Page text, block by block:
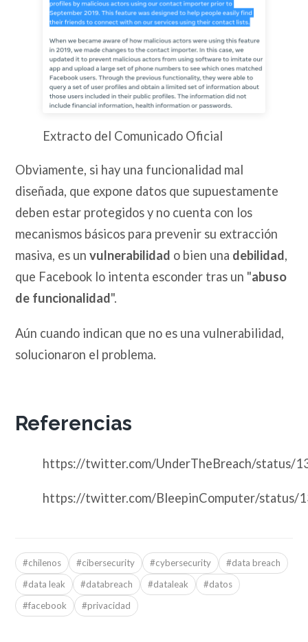
Extracto del Comunicado Oficial
Obviamente, si hay una funcionalidad mal
diseñada, que expone datos que supuestamente
deben estar protegidos y no cuenta con los
mecanismos básicos para prevenir su extracción
masiva, es unvulnerabilidad o bien una debilidad,
que Facebook lo intenta esconder tras un "abuso
de funcionalidad".
Aún cuando indican que no es una vulnerabilidad,
solucionaron el problema.
Referencias
https://twitter.com/UnderTheBreach/status/
https://twitter.com/BleepinComputer/status/
#chilenos #cibersecurity #cybersecurity
#data breach
#data leak
#databreach #dataleak
#datos
#facebook
#privacidad